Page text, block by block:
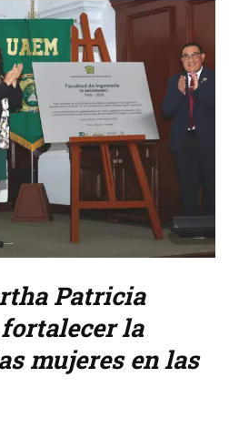
Patricia
la
mujeres en las